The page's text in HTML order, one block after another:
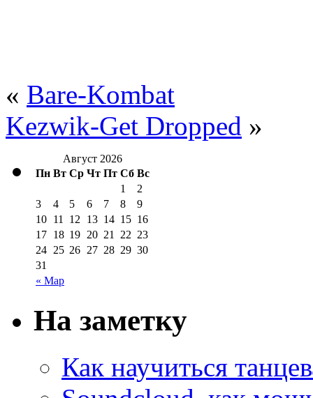
« Bare-Kombat
Kezwik-Get Dropped »
Август 2026
Пн Вт Ср Чт Пт Сб Вс
« Мар
1
2
3
4 5 6 7 8
9
10 11 12 13 14 15 16
17 18 19 20 21 22 23
24 25 26 27 28 29 30
31
На заметку
Как научиться